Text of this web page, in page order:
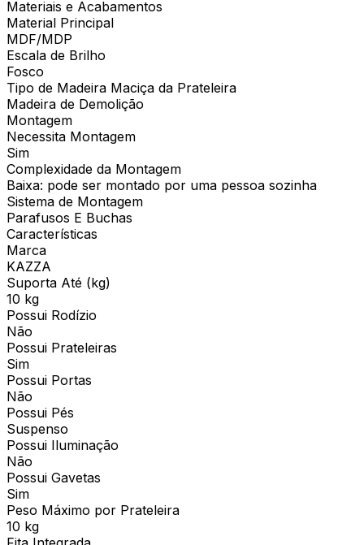
Materiais e Acabamentos
Material Principal
MDF/MDP
Escala de Brilho
Fosco
Tipo de Madeira Maciça da Prateleira
Madeira de Demolição
Montagem
Necessita Montagem
Sim
Complexidade da Montagem
Baixa: pode ser montado por uma pessoa sozinha
Sistema de Montagem
Parafusos E Buchas
Características
Marca
KAZZA
Suporta Até (kg)
10 kg
Possui Rodízio
Não
Possui Prateleiras
Sim
Possui Portas
Não
Possui Pés
Suspenso
Possui Iluminação
Não
Possui Gavetas
Sim
Peso Máximo por Prateleira
10 kg